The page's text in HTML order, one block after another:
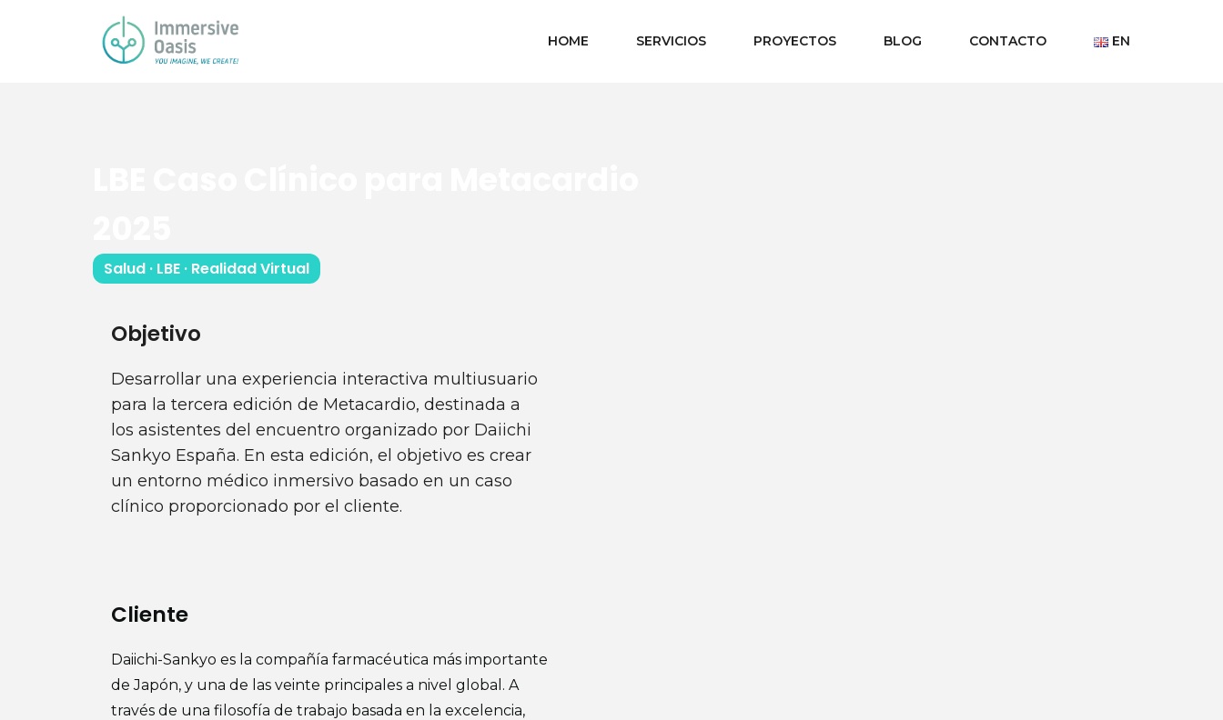
HOME SERVICIOS PROYECTOS BLOG CONTACTO EN
Salud · LBE · Realidad Virtual
Objetivo
Desarrollar una experiencia interactiva multiusuario
para la tercera edición de Metacardio, destinada a
los asistentes del encuentro organizado por Daiichi
Sankyo España. En esta edición, el objetivo es crear
un entorno médico inmersivo basado en un caso
clínico proporcionado por el cliente.
Cliente
Daiichi-Sankyo es la compañía farmacéutica más importante
de Japón, y una de las veinte principales a nivel global. A
través de una filosofía de trabajo basada en la excelencia,